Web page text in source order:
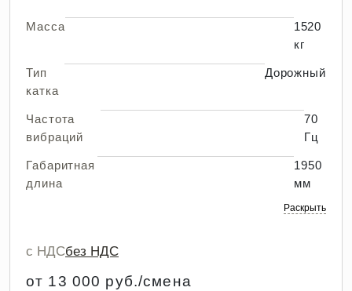
Масса
1520
кг
Тип
катка
Дорожный
Частота
вибраций
70
Гц
Габаритная
длина
1950
мм
Раскрыть
с НДСбез НДС
от 13 000 руб./смена